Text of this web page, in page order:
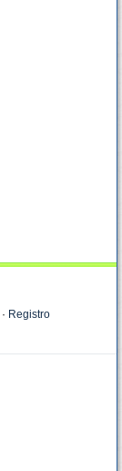
· Registro